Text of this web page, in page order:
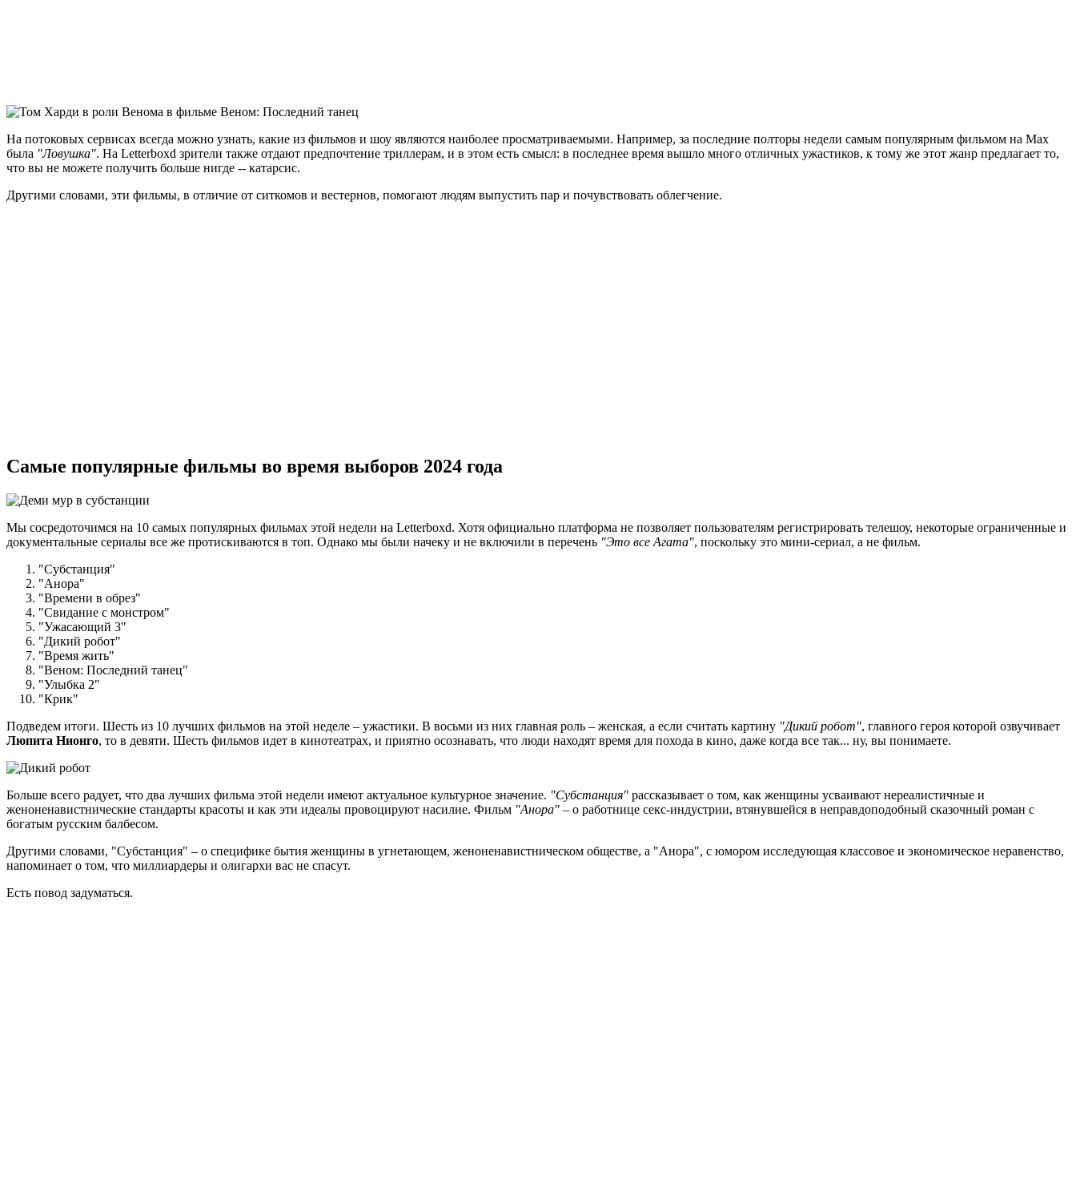
На потоковых сервисах всегда можно узнать, какие из фильмов и шоу являются наиболее просматриваемыми. Например, за последние полторы недели самым популярным фильмом на Max
была "Ловушка". На Letterboxd зрители также отдают предпочтение триллерам, и в этом есть смысл: в последнее время вышло много отличных ужастиков, к тому же этот жанр предлагает то,
что вы не можете получить больше нигде -- катарсис.
Другими словами, эти фильмы, в отличие от ситкомов и вестернов, помогают людям выпустить пар и почувствовать облегчение.
Самые популярные фильмы во время выборов 2024 года
Мы сосредоточимся на 10 самых популярных фильмах этой недели на Letterboxd. Хотя официально платформа не позволяет пользователям регистрировать телешоу, некоторые ограниченные и
документальные сериалы все же протискиваются в топ. Однако мы были начеку и не включили в перечень "Это все Агата", поскольку это мини-сериал, а не фильм.
"Субстанция"
"Анора"
"Времени в обрез"
"Свидание с монстром"
"Ужасающий 3"
"Дикий робот"
"Время жить"
"Веном: Последний танец"
"Улыбка 2"
"Крик"
Подведем итоги. Шесть из 10 лучших фильмов на этой неделе – ужастики. В восьми из них главная роль – женская, а если считать картину "Дикий робот", главного героя которой озвучивает
Люпита Нионго, то в девяти. Шесть фильмов идет в кинотеатрах, и приятно осознавать, что люди находят время для похода в кино, даже когда все так... ну, вы понимаете.
Больше всего радует, что два лучших фильма этой недели имеют актуальное культурное значение. "Субстанция" рассказывает о том, как женщины усваивают нереалистичные и
женоненавистнические стандарты красоты и как эти идеалы провоцируют насилие. Фильм "Анора" – о работнице секс-индустрии, втянувшейся в неправдоподобный сказочный роман с
богатым русским балбесом.
Другими словами, "Субстанция" – о специфике бытия женщины в угнетающем, женоненавистническом обществе, а "Анора", с юмором исследующая классовое и экономическое неравенство,
напоминает о том, что миллиардеры и олигархи вас не спасут.
Есть повод задуматься.